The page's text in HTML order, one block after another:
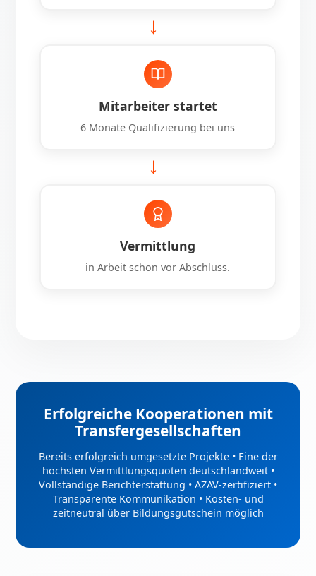
→
Mitarbeiter startet
6 Monate Qualifizierung bei uns
→
Vermittlung
in Arbeit schon vor Abschluss.
Erfolgreiche Kooperationen mit
Transfergesellschaften
Bereits erfolgreich umgesetzte Projekte • Eine der
höchsten Vermittlungsquoten deutschlandweit •
Vollständige Berichterstattung • AZAV-zertifiziert •
Transparente Kommunikation • Kosten- und
zeitneutral über Bildungsgutschein möglich